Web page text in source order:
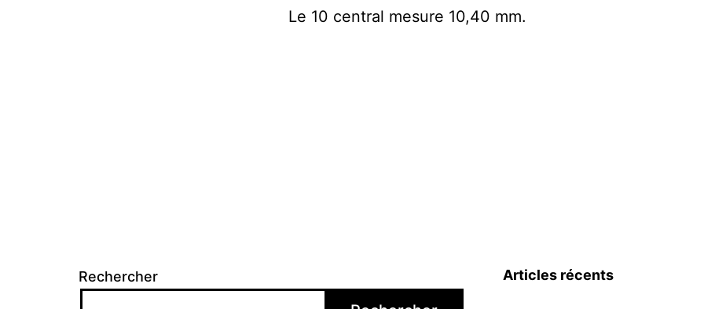
Le 10 central mesure 10,40 mm.
Rechercher Articles récents